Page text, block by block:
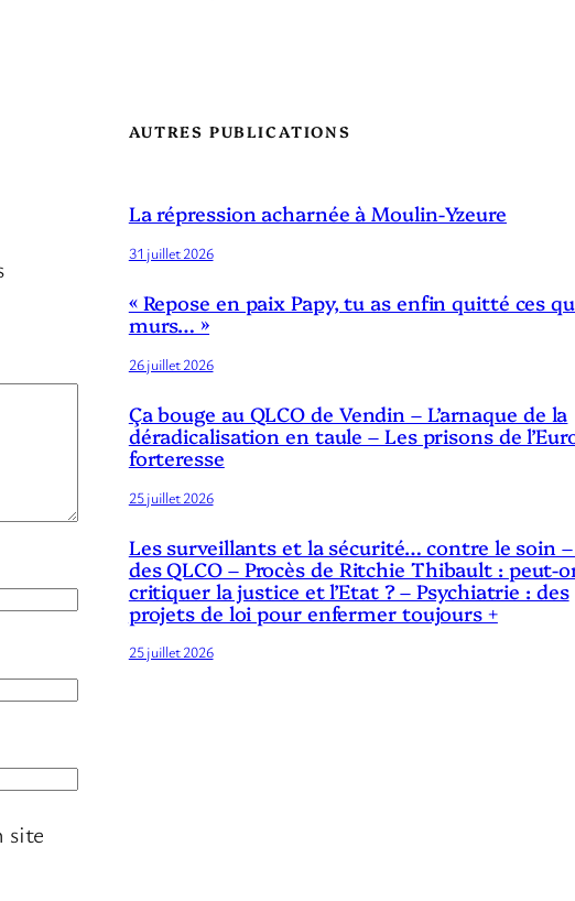
site
AUTRES PUBLICATIONS
La répression acharnée à Moulin-Yzeure
31 juillet 2026
« Repose en paix Papy, tu as enfin quitté ces
murs… »
26 juillet 2026
Ça bouge au QLCO de Vendin – L’arnaque de la
déradicalisation en taule – Les prisons de
forteresse
25 juillet 2026
Les surveillants et la sécurité… contre le soin
des QLCO – Procès de Ritchie Thibault : peut-
critiquer la justice et l’Etat ? – Psychiatrie : des
projets de loi pour enfermer toujours +
25 juillet 2026